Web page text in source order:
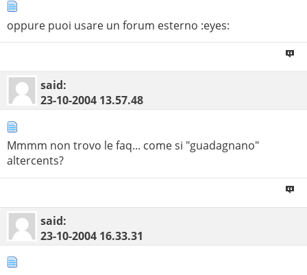
oppure puoi usare un forum esterno :eyes:
said:
23-10-2004 13.57.48
Mmmm non trovo le faq... come si "guadagnano"
altercents?
said:
23-10-2004 16.33.31